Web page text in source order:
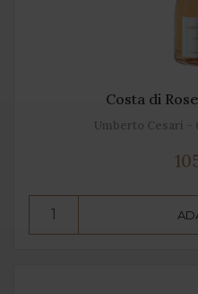
Costa di
Umberto Cesari -